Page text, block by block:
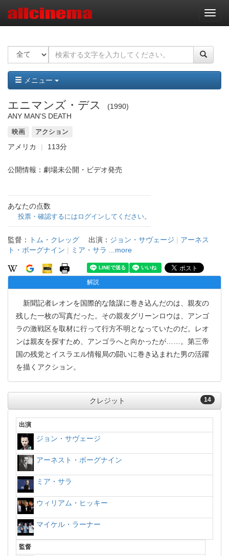
ナ
ビ
ー
ョ
ン
メニュー
エニマンズ・デス
1990
ANY MAN'S DEATH
映画 アクション
アメリカ 113分
公開情報：劇場未公開・ビデオ発売
あなたの点数
投票・確認するにはログインしてください。
監督： トム・クレッグ 出演： ジョン・サヴェージ | アーネス
ト・ボーグナイン | ミア・サラ ...more
解説
新聞記者レオンを国際的な陰謀に巻き込んだのは、親友の
残した一枚の写真だった。その親友グリーンロウは、アンゴ
ラの激戦区を取材に行って行方不明となっていたのだ。レオ
ンは親友を探すため、アンゴラへと向かったが……。第三帝
国の残党とイスラエル情報局の闘いに巻き込まれた男の活躍
を描くアクション。
14
クレジット
出演
ジョン・サヴェージ
アーネスト・ボーグナイン
ミア・サラ
ウィリアム・ヒッキー
マイケル・ラーナー
監督